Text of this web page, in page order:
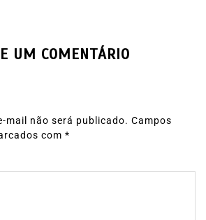
UM COMENTÁRIO
mail não será publicado. Campos
com *